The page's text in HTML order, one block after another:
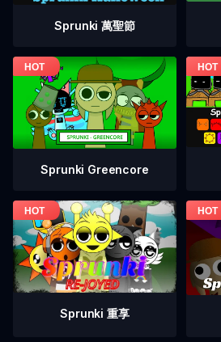
Sprunki 萬聖節
Sprunki Greencore
Sprunki 重享